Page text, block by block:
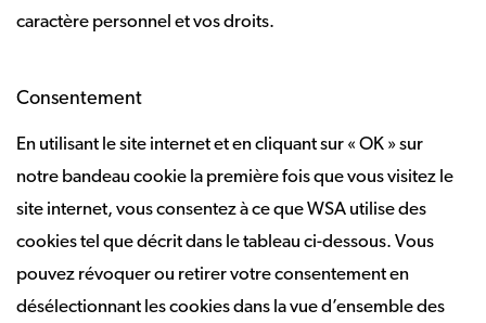
caractère personnel et vos droits.
Consentement
En utilisant le site internet et en cliquant sur « OK » sur
notre bandeau cookie la première fois que vous visitez le
site internet, vous consentez à ce que WSA utilise des
cookies tel que décrit dans le tableau ci-dessous. Vous
pouvez révoquer ou retirer votre consentement en
désélectionnant les cookies dans la vue d’ensemble des